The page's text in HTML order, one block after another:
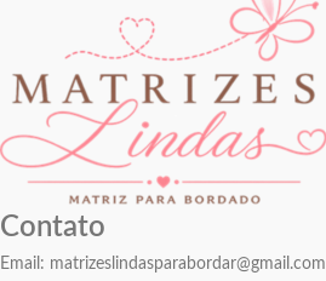
Contato
Email: matrizeslindasparabordar@gmail.com